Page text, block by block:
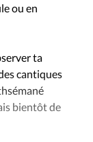
ou en
ta
cantiques
bientôt de